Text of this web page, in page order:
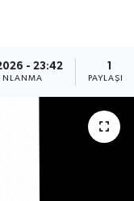
- 23:42 1
PAYLAŞIM